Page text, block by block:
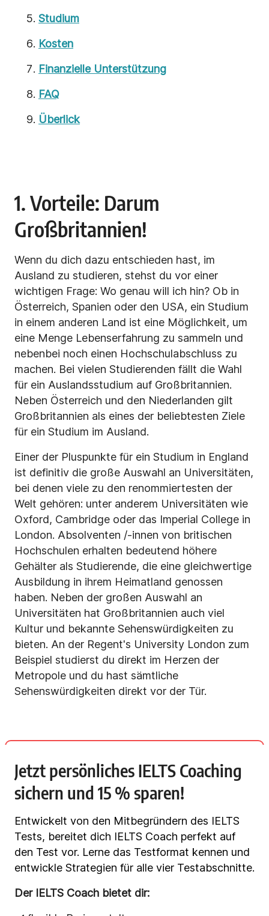
Studium
Kosten
Finanzielle Unterstützung
FAQ
Überlick
1. Vorteile: Darum
Großbritannien!
Wenn du dich dazu entschieden hast, im
Ausland zu studieren, stehst du vor einer
wichtigen Frage: Wo genau will ich hin? Ob in
Österreich, Spanien oder den USA, ein Studium
in einem anderen Land ist eine Möglichkeit, um
eine Menge Lebenserfahrung zu sammeln und
nebenbei noch einen Hochschulabschluss zu
machen. Bei vielen Studierenden fällt die Wahl
für ein Auslandsstudium auf Großbritannien.
Neben Österreich und den Niederlanden gilt
Großbritannien als eines der beliebtesten Ziele
für ein Studium im Ausland.
Einer der Pluspunkte für ein Studium in England
ist definitiv die große Auswahl an Universitäten,
bei denen viele zu den renommiertesten der
Welt gehören: unter anderem Universitäten wie
Oxford, Cambridge oder das Imperial College in
London. Absolventen /-innen von britischen
Hochschulen erhalten bedeutend höhere
Gehälter als Studierende, die eine gleichwertige
Ausbildung in ihrem Heimatland genossen
haben. Neben der großen Auswahl an
Universitäten hat Großbritannien auch viel
Kultur und bekannte Sehenswürdigkeiten zu
bieten. An der Regent's University London zum
Beispiel studierst du direkt im Herzen der
Metropole und du hast sämtliche
Sehenswürdigkeiten direkt vor der Tür.
Jetzt persönliches IELTS Coaching
sichern und 15 % sparen!
Entwickelt von den Mitbegründern des IELTS
Tests, bereitet dich IELTS Coach perfekt auf
den Test vor. Lerne das Testformat kennen und
entwickle Strategien für alle vier Testabschnitte.
Der IELTS Coach bietet dir: